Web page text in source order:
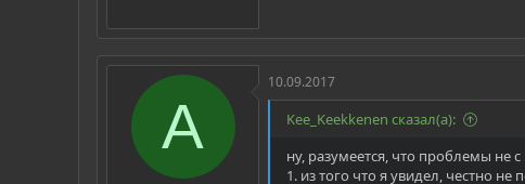
A
10.09.2017
Kee_Keekkenen сказал(а):
ну, разумеется, что проблемы не
1. из того что я увидел, честно не